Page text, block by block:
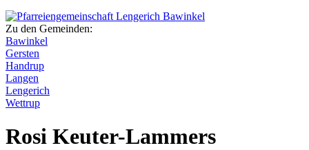
Zu den Gemeinden:
Bawinkel
Gersten
Handrup
Langen
Lengerich
Wettrup
Rosi Keuter-Lammers